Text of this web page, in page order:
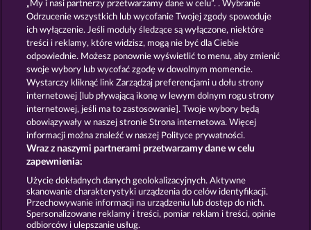
Piggy Collect Multiply Old Fisherman
Zasady i warunki
Oświadczenie dotyczące prywatności i plików
cookie
Nota prawna Firma FAQ
Prześlij wniosek o wypłatę
„My i nasi partnerzy przetwarzamy dane w celu”. . Wybranie
Odrzucenie wszystkich lub wycofanie Twojej zgody spowoduje
ich wyłączenie. Jeśli moduły śledzące są wyłączone, niektóre
treści i reklamy, które widzisz, mogą nie być dla Ciebie
odpowiednie. Możesz ponownie wyświetlić to menu, aby zmienić
swoje wybory lub wycofać zgodę w dowolnym momencie.
Wystarczy kliknąć link Zarządzaj preferencjami u dołu strony
internetowej [lub pływającą ikonę w lewym dolnym rogu strony
internetowej, jeśli ma to zastosowanie]. Twoje wybory będą
obowiązywały w naszej stronie Strona internetowa. Więcej
informacji można znaleźć w naszej Polityce prywatności.
Wraz z naszymi partnerami przetwarzamy dane w celu
zapewnienia:
Użycie dokładnych danych geolokalizacyjnych. Aktywne
skanowanie charakterystyki urządzenia do celów identyfikacji.
Przechowywanie informacji na urządzeniu lub dostęp do nich.
Spersonalizowane reklamy i treści, pomiar reklam i treści, opinie
odbiorców i ulepszanie usług.